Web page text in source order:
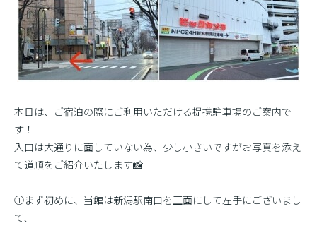
本日は、ご宿泊の際にご利用いただける提携駐車場のご案内で
す！
入口は大通りに面していない為、少し小さいですがお写真を添え
て道順をご紹介いたします📸
①まず初めに、当館は新潟駅南口を正面にして左手にございまし
て、